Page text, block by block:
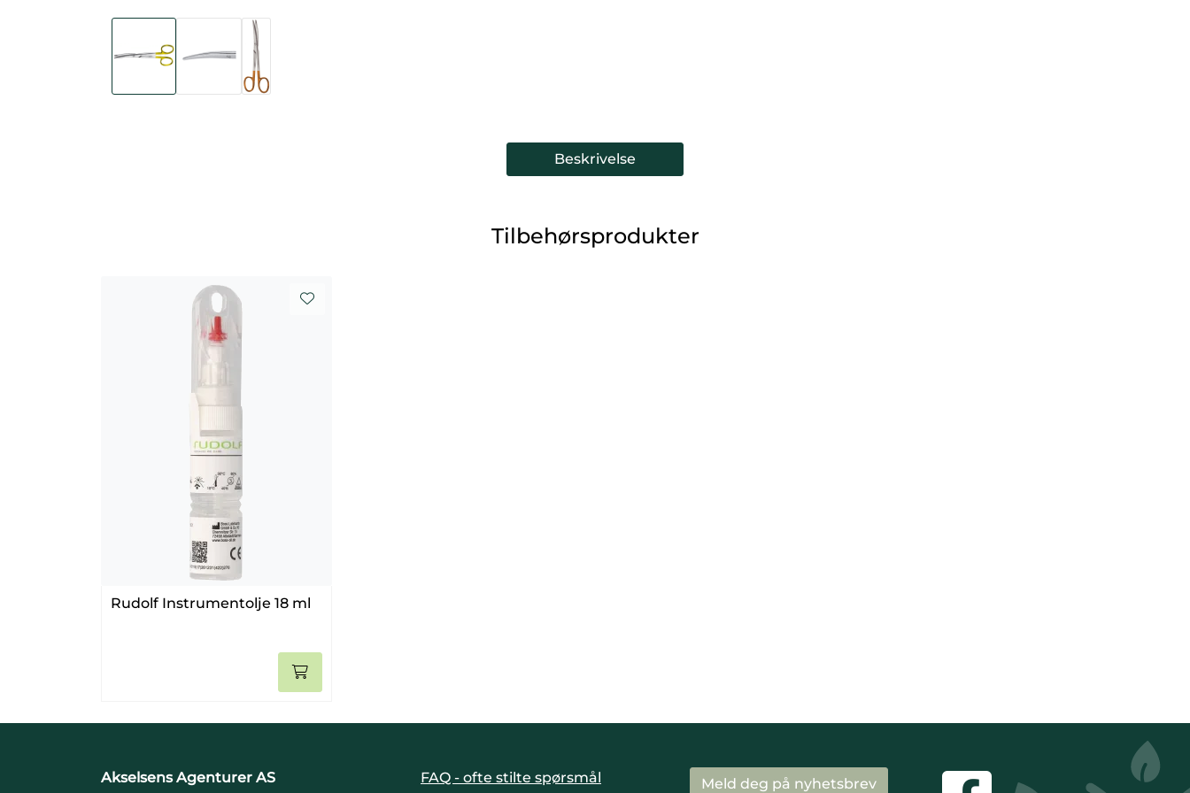
Beskrivelse
Tilbehørsprodukter
Rudolf Instrumentolje 18 ml
Akselsens Agenturer AS FAQ - ofte stilte spørsmål Meld deg på nyhetsbrev